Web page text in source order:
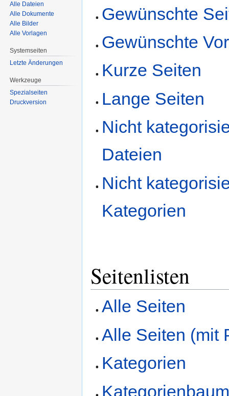
Gewünschte
Gewünschte
Kurze Seiten
Lange Seiten
Nicht
Dateien
Nicht
Kategorien
Seitenlisten
Alle Seiten
Alle Seiten (mit
Kategorien
Alle Dateien
Alle Dokumente
Alle Bilder
Alle Vorlagen
Systemseiten
Letzte Änderungen
Werkzeuge
Spezialseiten
Druckversion